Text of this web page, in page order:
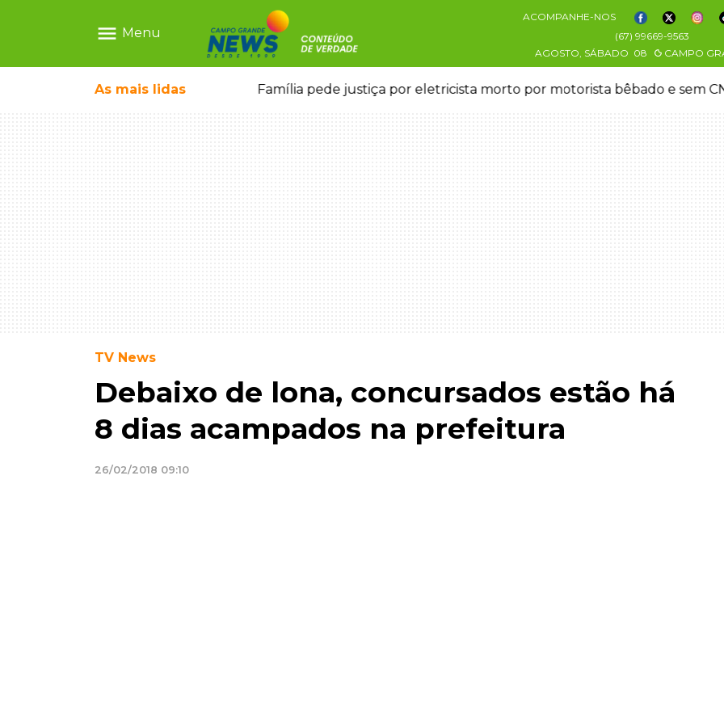
menu Menu
ACOMPANHE-NOS
(67) 99669-9563
AGOSTO, SÁBADO 08 CAMPO
As mais lidas
e morre a caminho do hospital Família pede justiça por eletricista morto por motorista bêbado e sem
TV News
Debaixo de lona, concursados estão há
8 dias acampados na prefeitura
26/02/2018 09:10